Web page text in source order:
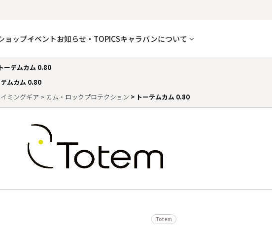
ョップイベントお知らせ・TOPICSキャラバンについて
トーテムカム 0.80
テムカム 0.80
ミングギア カム・ロックプロテクション トーテムカム 0.80
Totem